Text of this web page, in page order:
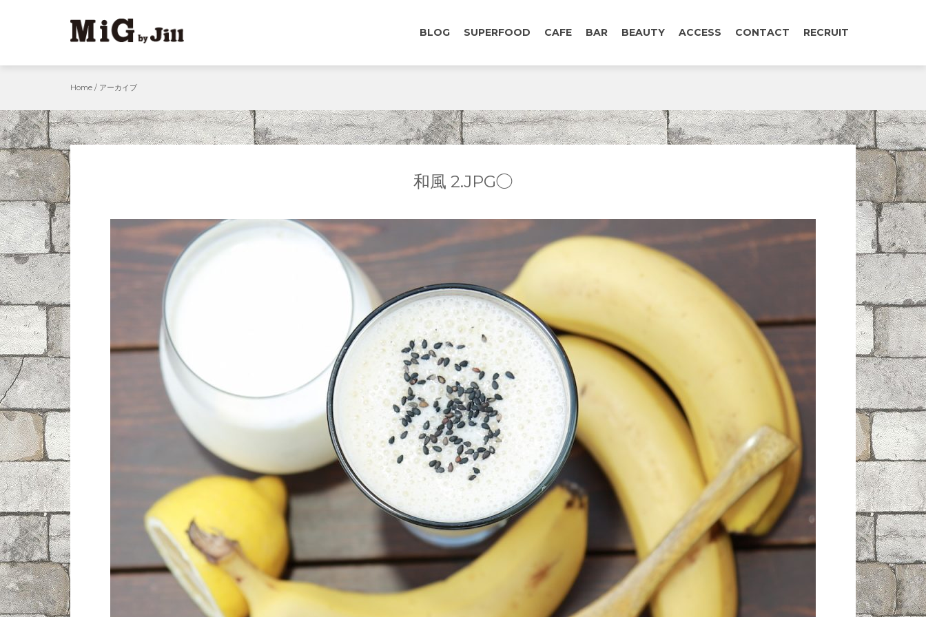
BLOG SUPERFOOD CAFE BAR BEAUTY ACCESS CONTACT RECRUIT
Home / アーカイブ
和風 2.JPG◯